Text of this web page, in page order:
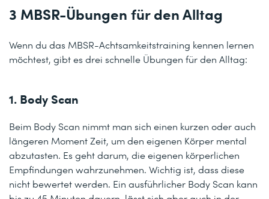
3 MBSR-Übungen für den Alltag
Wenn du das MBSR-Achtsamkeitstraining kennen lernen
möchtest, gibt es drei schnelle Übungen für den Alltag:
1. Body Scan
Beim Body Scan nimmt man sich einen kurzen oder auch
längeren Moment Zeit, um den eigenen Körper mental
abzutasten. Es geht darum, die eigenen körperlichen
Empfindungen wahrzunehmen. Wichtig ist, dass diese
nicht bewertet werden. Ein ausführlicher Body Scan kann